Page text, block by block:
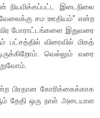
நியமிக்கப்பட்ட இடைநிலை
வேலைக்கு சம ஊதியம்" என்ற
போராட்டங்களை இதுவரை
பட்சத்தில் விரைவில் மிகத்
வெல்லும் வரை
பிரதான கோரிக்கைக்காக
தேதி ஒரு நாள் அடையாள